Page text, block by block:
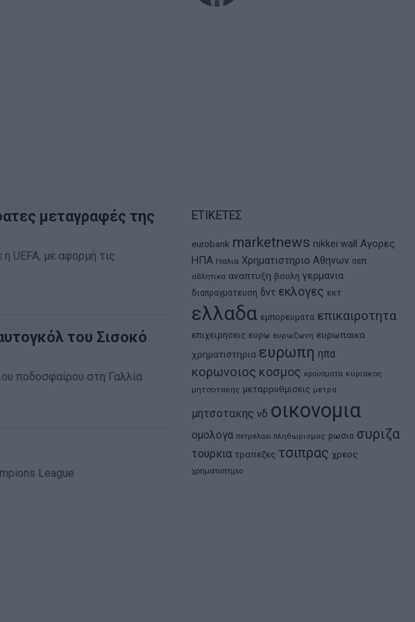
μεταγραφές της
UEFA, με αφορμή τις
του Σισοκό
ποδοσφαίρου στη Γαλλία
League
ΕΤΙΚΕΤΕΣ
eurobank marketnews nikkei wall
Αγορες
ΗΠΑ Ιταλια Χρηματιστηριο Αθηνων αεπ
αθλητικα αναπτυξη βουλη γερμανια
διαπραγματευση δντ εκλογες εκτ
ελλαδα εμπορευματα επικαιροτητα
επιχειρησεις ευρω ευρωζωνη ευρωπαικα
χρηματιστηρια ευρωπη ηπα
κορωνοιος κοσμος κρουσματα κυριακος
μητσοτακης μεταρρυθμισεις μετρα
μητσοτακης νδ οικονομια
ομολογα πετρελαιο πληθωρισμος ρωσια συριζα
τουρκια τραπεζες τσιπρας χρεος
χρηματιστηριο